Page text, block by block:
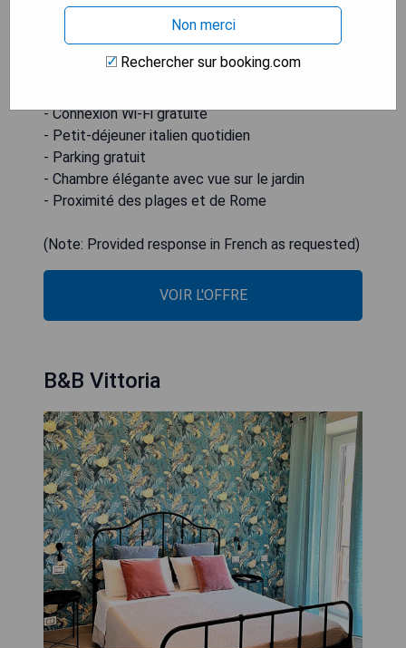
voiture du centre de Nettuno, tandis que Rome
peut être atteinte en 40 minutes en voiture. La
chambre de l'Alba Chiara offre une vue sur le
- Connexion Wi-Fi gratuite
- Petit-déjeuner italien quotidien
- Parking gratuit
- Chambre élégante avec vue sur le jardin
- Proximité des plages et de Rome
(Note: Provided response in French as requested)
VOIR L'OFFRE
B&B Vittoria
Non merci
Rechercher sur booking.com